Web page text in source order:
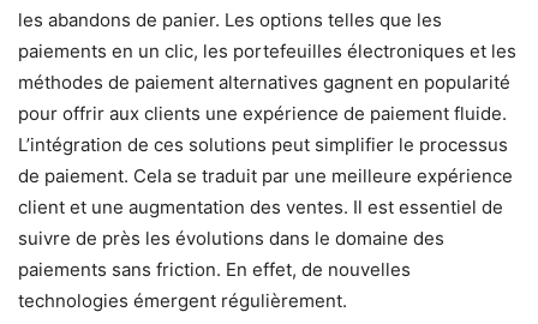
les abandons de panier. Les options telles que les
paiements en un clic, les portefeuilles électroniques et les
méthodes de paiement alternatives gagnent en popularité
pour offrir aux clients une expérience de paiement fluide.
L’intégration de ces solutions peut simplifier le processus
de paiement. Cela se traduit par une meilleure expérience
client et une augmentation des ventes. Il est essentiel de
suivre de près les évolutions dans le domaine des
paiements sans friction. En effet, de nouvelles
technologies émergent régulièrement.